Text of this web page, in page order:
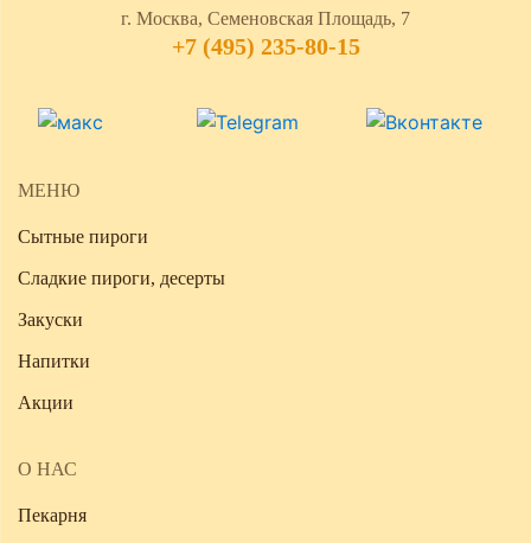
г. Москва, Семеновская Площадь, 7
+7 (495) 235-80-15
МЕНЮ
Сытные пироги
Сладкие пироги, десерты
Закуски
Напитки
Акции
О НАС
Пекарня